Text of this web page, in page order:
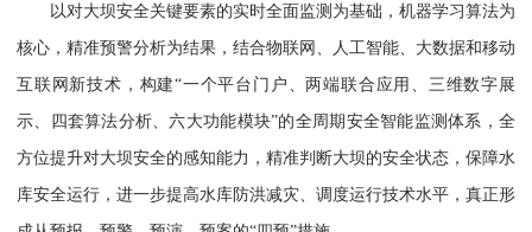
以对大坝安全关键要素的实时全面监测为基础，机器学习算法为
核心，精准预警分析为结果，结合物联网、人工智能、大数据和移动
互联网新技术，构建“一个平台门户、两端联合应用、三维数字展
示、四套算法分析、六大功能模块”的全周期安全智能监测体系，全
方位提升对大坝安全的感知能力，精准判断大坝的安全状态，保障水
库安全运行，进一步提高水库防洪减灾、调度运行技术水平，真正形